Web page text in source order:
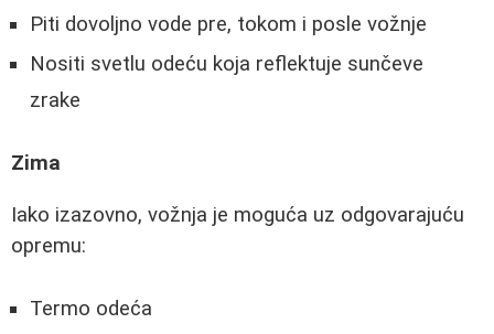
Piti dovoljno vode pre, tokom i posle vožnje
Nositi svetlu odeću koja reflektuje sunčeve
zrake
Zima
Iako izazovno, vožnja je moguća uz odgovarajuću
opremu:
Termo odeća